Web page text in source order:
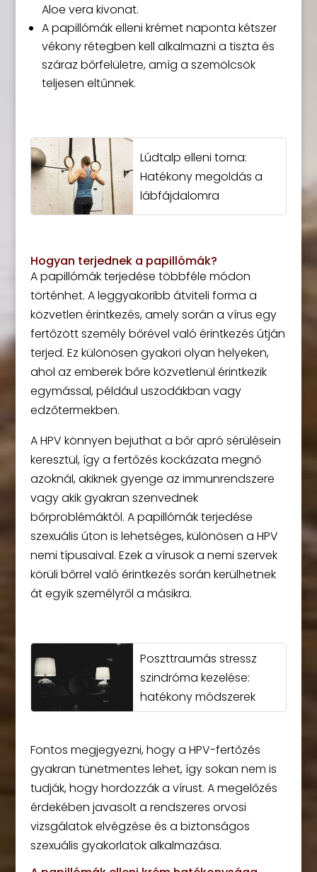
Aloe vera kivonat.
A papillómák elleni krémet naponta kétszer
vékony rétegben kell alkalmazni a tiszta és
száraz bőrfelületre, amíg a szemölcsök
teljesen eltűnnek.
Lúdtalp elleni torna:
Hatékony megoldás a
lábfájdalomra
Hogyan terjednek a papillómák?
A papillómák terjedése többféle módon
történhet. A leggyakoribb átviteli forma a
közvetlen érintkezés, amely során a vírus egy
fertőzött személy bőrével való érintkezés útján
terjed. Ez különösen gyakori olyan helyeken,
ahol az emberek bőre közvetlenül érintkezik
egymással, például uszodákban vagy
edzőtermekben.
A HPV könnyen bejuthat a bőr apró sérülésein
keresztül, így a fertőzés kockázata megnő
azoknál, akiknek gyenge az immunrendszere
vagy akik gyakran szenvednek
bőrproblémáktól. A papillómák terjedése
szexuális úton is lehetséges, különösen a HPV
nemi típusaival. Ezek a vírusok a nemi szervek
körüli bőrrel való érintkezés során kerülhetnek
át egyik személyről a másikra.
Poszttraumás stressz
szindróma kezelése:
hatékony módszerek
Fontos megjegyezni, hogy a HPV-fertőzés
gyakran tünetmentes lehet, így sokan nem is
tudják, hogy hordozzák a vírust. A megelőzés
érdekében javasolt a rendszeres orvosi
vizsgálatok elvégzése és a biztonságos
szexuális gyakorlatok alkalmazása.